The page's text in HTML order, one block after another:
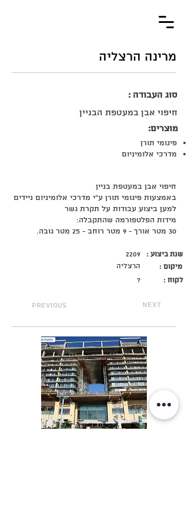
מרינה הרצליה
סוג העבודה :
חיפוי אבן במעטפת הבניין
מוצרים:
פיגומי תורן
מדרכי אלומיניום
חיפוי אבן במעטפת בניין
באמצעות פיגומי תורן ע"י מדרכי אלומיניום ניידים
למען ביצוע עבודות על תקרת גשר
מידות הפלטפורמה שהתקבלה:
30 מטר אורך - 9 מטר רוחב - 25 מטר גובה.
2209
הרצליה
?
שנת ביצוע :
מיקום :
לקוח :
previous next